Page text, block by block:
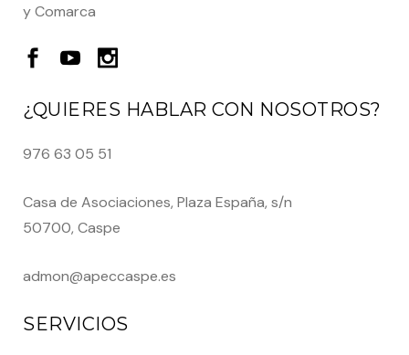
y Comarca
¿QUIERES HABLAR CON NOSOTROS?
976 63 05 51
Casa de Asociaciones, Plaza España, s/n
50700, Caspe
admon@apeccaspe.es
SERVICIOS